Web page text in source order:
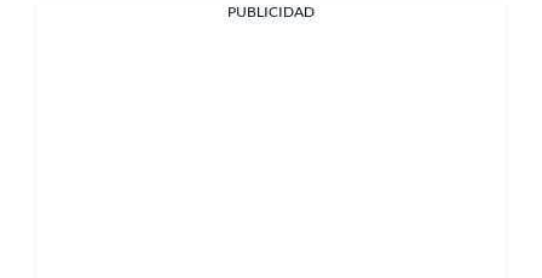
PUBLICIDAD